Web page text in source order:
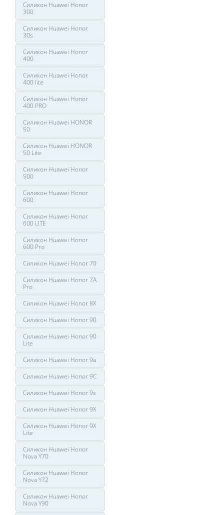
Силикон Huawei Honor
300
Силикон Huawei Honor
30s
Силикон Huawei Honor
400
Силикон Huawei Honor
400 lite
Силикон Huawei Honor
400 PRO
Силикон Huawei HONOR
50
Силикон Huawei HONOR
50 Lite
Силикон Huawei Honor
500
Силикон Huawei Honor
600
Силикон Huawei Honor
600 LITE
Силикон Huawei Honor
600 Pro
Силикон Huawei Honor 70
Силикон Huawei Honor 7A
Pro
Силикон Huawei Honor 8X
Силикон Huawei Honor 90
Силикон Huawei Honor 90
Lite
Силикон Huawei Honor 9a
Силикон Huawei Honor 9C
Силикон Huawei Honor 9s
Силикон Huawei Honor 9X
Силикон Huawei Honor 9X
Lite
Силикон Huawei Honor
Nova Y70
Силикон Huawei Honor
Nova Y72
Силикон Huawei Honor
Nova Y90